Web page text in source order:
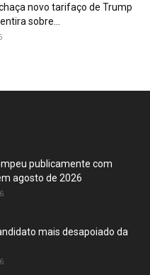
novo tarifaço de Trump
sobre...
publicamente com
agosto de 2026
mais desapoiado da